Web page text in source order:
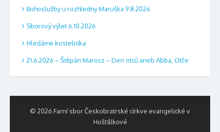
Bohoslužby u rozhledny Maruška 9.8.2026
Sborový výlet 6.10.2026
Hledáme kostelníka
21.6.2026 – Štěpán Marosz – Den otců aneb Abba, Otče
© 2026 Farní sbor Českobratrské církve evangelické v
Hošťálkové